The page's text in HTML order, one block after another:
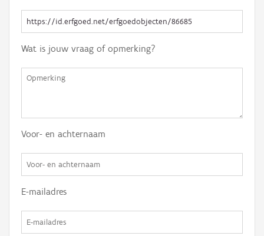
Wat is jouw vraag of opmerking?
Voor- en achternaam
E-mailadres